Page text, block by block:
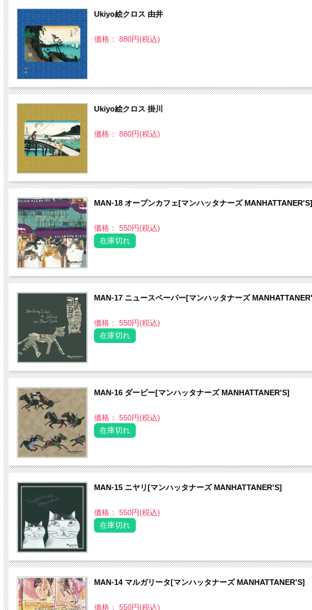
Ukiyo絵クロス 由井
価格： 880円(税込)
Ukiyo絵クロス 掛川
価格： 880円(税込)
MAN‐18 オープンカフェ[マンハッタナーズ MANHATTANER'S]
価格： 550円(税込)
在庫切れ
MAN‐17 ニュースペーパー[マンハッタナーズ
価格： 550円(税込)
在庫切れ
MAN‐16 ダービー[マンハッタナーズ MANHATTANER'S]
価格： 550円(税込)
在庫切れ
MAN‐15 ニヤリ[マンハッタナーズ MANHATTANER'S]
価格： 550円(税込)
在庫切れ
MAN‐14 マルガリータ[マンハッタナーズ MANHATTANER'S]
価格： 550円(税込)